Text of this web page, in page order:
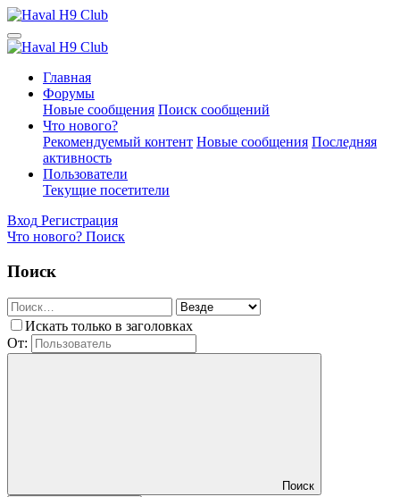
Главная
Форумы
Новые сообщения Поиск сообщений
Что нового?
Рекомендуемый контент Новые сообщения Последняя
активность
Пользователи
Текущие посетители
Вход Регистрация
Что нового? Поиск
Поиск
Искать только в заголовках
От:
Поиск